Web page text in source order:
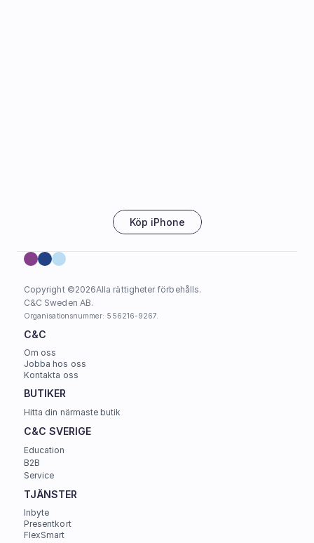
Köp iPhone
Copyright ©2026Alla rättigheter förbehålls.
C&C Sweden AB.
Organisationsnummer: 556216-9267.
C&C
Om oss
Jobba hos oss
Kontakta oss
BUTIKER
Hitta din närmaste butik
C&C SVERIGE
Education
B2B
Service
TJÄNSTER
Inbyte
Presentkort
FlexSmart